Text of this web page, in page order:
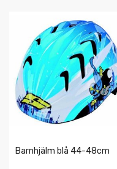
Barnhjälm blå 44-48cm